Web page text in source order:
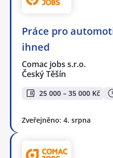
Práce pro
ihned
Comac jobs s.r.o.
Český Těšín
25 000 – 35 000 Kč
Zveřejněno: 4. srpna